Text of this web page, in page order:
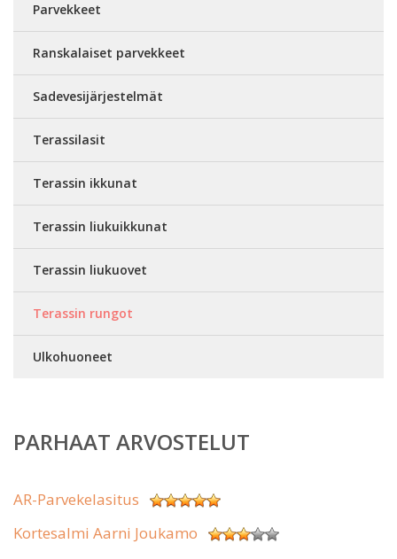
Parvekkeet
Ranskalaiset parvekkeet
Sadevesijärjestelmät
Terassilasit
Terassin ikkunat
Terassin liukuikkunat
Terassin liukuovet
Terassin rungot
Ulkohuoneet
PARHAAT ARVOSTELUT
AR-Parvekelasitus
Kortesalmi Aarni Joukamo